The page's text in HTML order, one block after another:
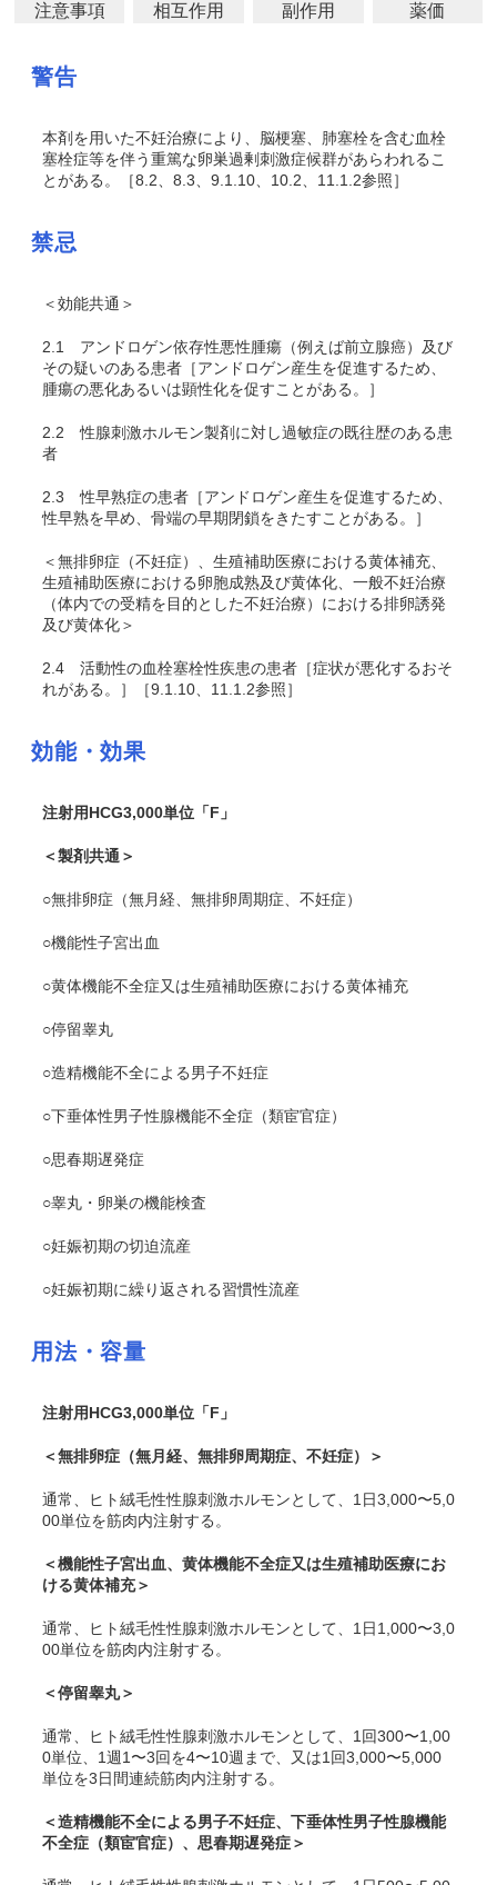
注意事項
相互作用 副作用 薬価
警告
本剤を用いた不妊治療により、脳梗塞、肺塞栓を含む血栓
塞栓症等を伴う重篤な卵巣過剰刺激症候群があらわれるこ
とがある。［8.2、8.3、9.1.10、10.2、11.1.2参照］
禁忌
＜効能共通＞
2.1
アンドロゲン依存性悪性腫瘍（例えば前立腺癌）及び
その疑いのある患者［アンドロゲン産生を促進するため、
腫瘍の悪化あるいは顕性化を促すことがある。］
2.2 性腺刺激ホルモン製剤に対し過敏症の既往歴のある患
者
2.3 性早熟症の患者［アンドロゲン産生を促進するため、
性早熟を早め、骨端の早期閉鎖をきたすことがある。］
＜無排卵症（不妊症）、生殖補助医療における黄体補充、
生殖補助医療における卵胞成熟及び黄体化、一般不妊治療
（体内での受精を目的とした不妊治療）における排卵誘発
及び黄体化＞
2.4 活動性の血栓塞栓性疾患の患者［症状が悪化するおそ
れがある。］［9.1.10、11.1.2参照］
効能・効果
注射用HCG3,000単位「F」
＜製剤共通＞
○無排卵症（無月経、無排卵周期症、不妊症）
○機能性子宮出血
○黄体機能不全症又は生殖補助医療における黄体補充
○停留睾丸
○造精機能不全による男子不妊症
○下垂体性男子性腺機能不全症（類宦官症）
○思春期遅発症
○睾丸・卵巣の機能検査
○妊娠初期の切迫流産
○妊娠初期に繰り返される習慣性流産
用法・容量
注射用HCG3,000単位「F」
＜無排卵症（無月経、無排卵周期症、不妊症）＞
通常、
ヒト絨毛性性腺刺激ホルモンとして、1日3,000〜5,0
00単位を筋肉内注射する。
＜機能性子宮出血、黄体機能不全症又は生殖補助医療にお
ける黄体補充＞
通常、
ヒト絨毛性性腺刺激ホルモンとして、1日1,000〜3,0
00単位を筋肉内注射する。
＜停留睾丸＞
通常、
ヒト絨毛性性腺刺激ホルモンとして、1回300〜1,00
0単位、1週1〜3回を4〜10週まで、又は1回3,000〜5,000
単位を3日間連続筋肉内注射する。
＜造精機能不全による男子不妊症、下垂体性男子性腺機能
不全症（類宦官症）、思春期遅発症＞